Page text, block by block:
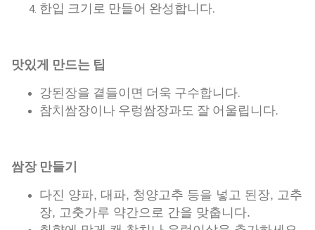
한입 크기로 만들어 완성합니다.
맛있게 만드는 팁
강된장을 곁들이면 더욱 구수합니다.
참치쌈장이나 우렁쌈장과도 잘 어울립니다.
쌈장 만들기
다진 양파, 대파, 청양고추 등을 넣고 된장, 고추
장, 고춧가루 약간으로 간을 맞춥니다.